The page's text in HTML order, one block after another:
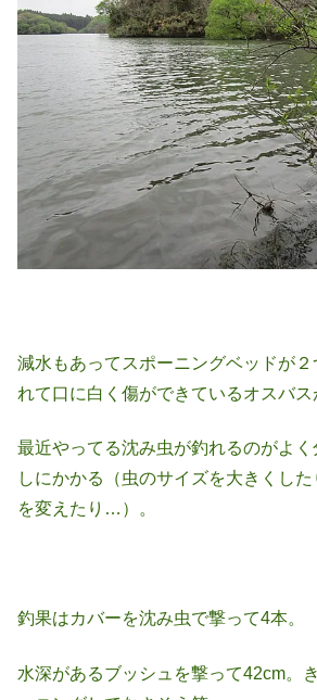
減水もあってスポーニングベッドが
れて口に白く傷ができているオスバス
最近やってる沈み虫が釣れるのがよ
しにかかる（虫のサイズを大きくし
を変えたり…）。
釣果はカバーを沈み虫で撃って4本。
水深があるブッシュを撃って42cm。